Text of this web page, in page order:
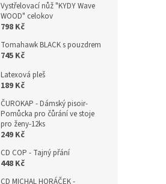
Vystřelovací nůž "KYDY Wave
WOOD" celokov
798 Kč
Tomahawk BLACK s pouzdrem
745 Kč
Latexová pleš
189 Kč
ČUROKAP - Dámský pisoir-
Pomůcka pro čůrání ve stoje
pro ženy-12ks
249 Kč
CD COP - Tajný přání
448 Kč
CD MICHAL HORÁČEK -